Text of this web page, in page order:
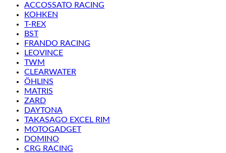
ACCOSSATO RACING
KOHKEN
T-REX
BST
FRANDO RACING
LEOVINCE
TWM
CLEARWATER
ÖHLINS
MATRIS
ZARD
DAYTONA
TAKASAGO EXCEL RIM
MOTOGADGET
DOMINO
CRG RACING